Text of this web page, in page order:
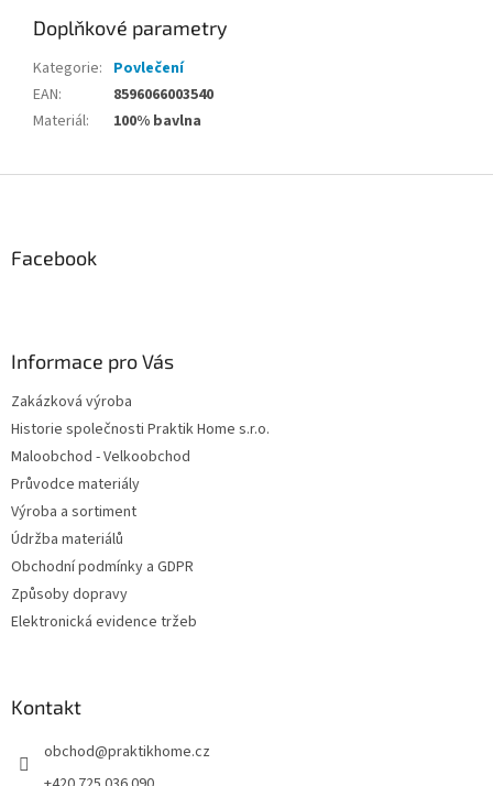
Doplňkové parametry
Kategorie: Povlečení
EAN:
8596066003540
Materiál: 100% bavlna
Facebook
Informace pro Vás
Zakázková výroba
Historie společnosti Praktik Home s.r.o.
Maloobchod - Velkoobchod
Průvodce materiály
Výroba a sortiment
Údržba materiálů
Obchodní podmínky a GDPR
Způsoby dopravy
Elektronická evidence tržeb
Kontakt
obchod@praktikhome.cz